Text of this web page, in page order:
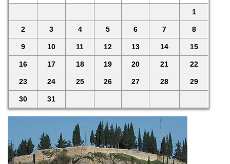
1
2 3 4 5 6 7 8
9 10 11 12 13 14 15
16 17 18 19 20 21 22
23 24 25 26 27 28 29
30 31